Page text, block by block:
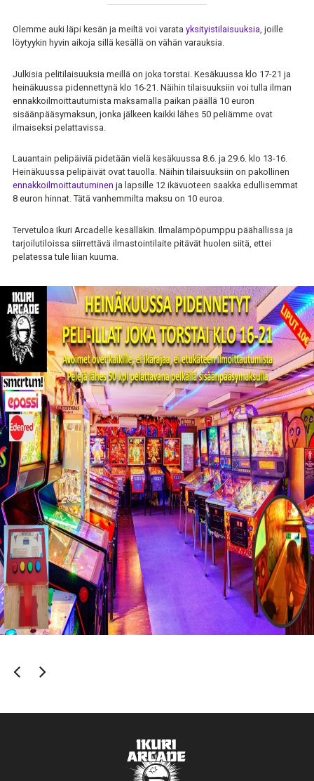
Olemme auki läpi kesän ja meiltä voi varata yksityistilaisuuksia, joille
löytyykin hyvin aikoja sillä kesällä on vähän varauksia.
Julkisia pelitilaisuuksia meillä on joka torstai. Kesäkuussa klo 17-21 ja
heinäkuussa pidennettynä klo 16-21. Näihin tilaisuuksiin voi tulla ilman
ennakkoilmoittautumista maksamalla paikan päällä 10 euron
sisäänpääsymaksun, jonka jälkeen kaikki lähes 50 peliämme ovat
ilmaiseksi pelattavissa.
Lauantain pelipäiviä pidetään vielä kesäkuussa 8.6. ja 29.6. klo 13-16.
Heinäkuussa pelipäivät ovat tauolla. Näihin tilaisuuksiin on pakollinen
ennakkoilmoittautuminen ja lapsille 12 ikävuoteen saakka edullisemmat
8 euron hinnat. Tätä vanhemmilta maksu on 10 euroa.
Tervetuloa Ikuri Arcadelle kesälläkin. Ilmalämpöpumppu päähallissa ja
tarjoilutiloissa siirrettävä ilmastointilaite pitävät huolen siitä, ettei
pelatessa tule liian kuuma.